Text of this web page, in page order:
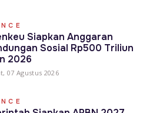
Siapkan Anggaran
Sosial Rp500 Triliun
2026
07 Agustus 2026